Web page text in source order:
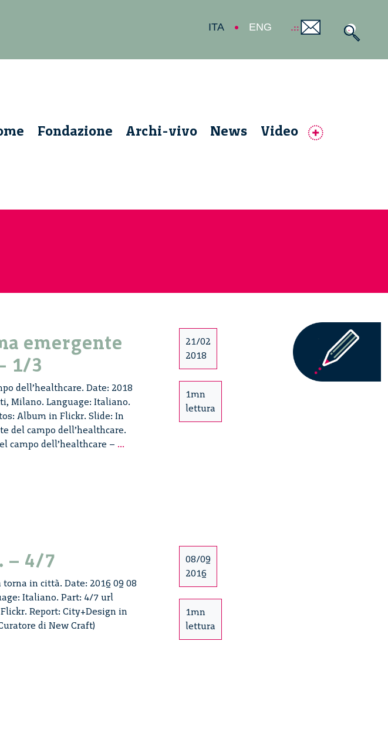
ITA ENG
Fondazione Archi-vivo News Video
emergente
1/3
dell’healthcare. Date: 2018
Milano. Language: Italiano.
Album in Flickr. Slide: In
del campo dell’healthcare.
campo dell’healthcare – ...
dell’healthcare
1/3
21/02
2018
1mn
lettura
– 4/7
in città. Date: 2016 09 08
Italiano. Part: 4/7 url
Report: City+Design in
di New Craft)
08/09
2016
1mn
lettura